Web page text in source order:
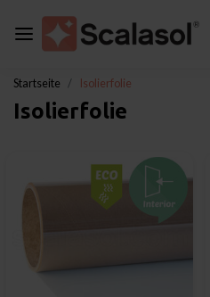
Startseite Isolierfolie
Isolierfolie